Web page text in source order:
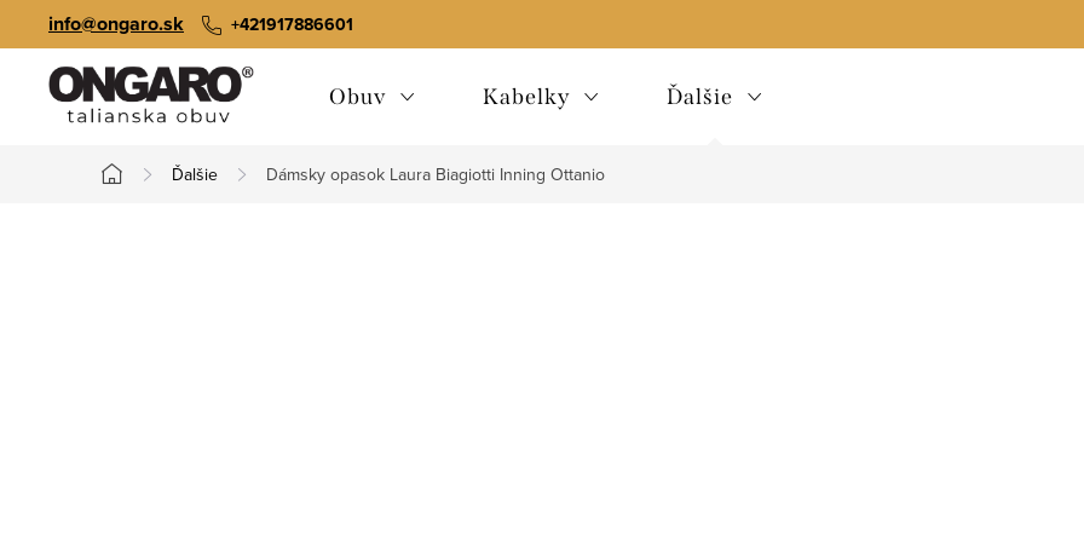
na
+421917886601
info@ongaro.sk
Obuv Kabelky Ďalšie
Domov
Ďalšie Dámsky opasok Laura Biagiotti Inning Ottanio